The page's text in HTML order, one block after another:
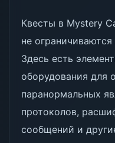
Квесты в Mystery
не
Здесь есть
оборудования для
паранормальных
протоколов,
сообщений и